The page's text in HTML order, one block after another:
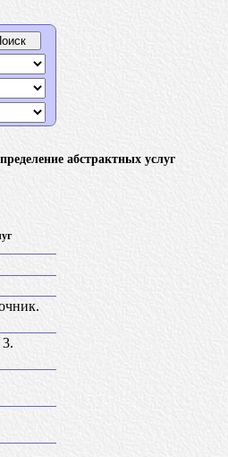
абстрактных услуг